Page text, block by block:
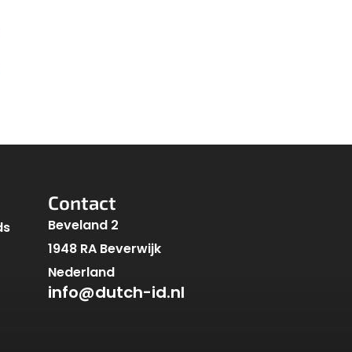
Contact
Beveland 2
1948 RA Beverwijk
Nederland
info@dutch-id.nl